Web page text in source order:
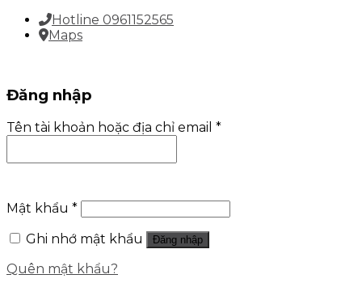
Hotline 0961152565
Maps
Đăng nhập
Tên tài khoản hoặc địa chỉ email *
Mật khẩu *
Ghi nhớ mật khẩu
Đăng nhập
Quên mật khẩu?